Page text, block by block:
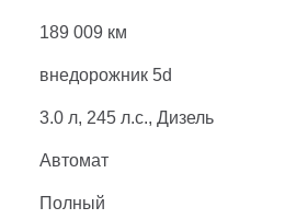
189 009 км
внедорожник 5d
3.0 л, 245 л.с., Дизель
Автомат
Полный